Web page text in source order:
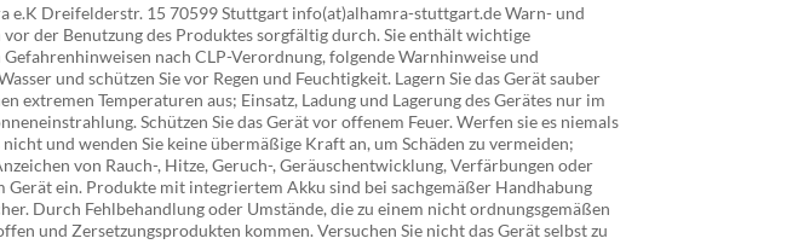
e.K Dreifelderstr. 15 70599 Stuttgart info(at)alhamra-stuttgart.de Warn- und
der Benutzung des Produktes sorgfältig durch. Sie enthält wichtige
nach CLP-Verordnung, folgende Warnhinweise und
und schützen Sie vor Regen und Feuchtigkeit. Lagern Sie das Gerät sauber
extremen Temperaturen aus; Einsatz, Ladung und Lagerung des Gerätes nur im
Schützen Sie das Gerät vor offenem Feuer. Werfen sie es niemals
und wenden Sie keine übermäßige Kraft an, um Schäden zu vermeiden;
von Rauch-, Hitze, Geruch-, Geräuschentwicklung, Verfärbungen oder
ein. Produkte mit integriertem Akku sind bei sachgemäßer Handhabung
Durch Fehlbehandlung oder Umstände, die zu einem nicht ordnungsgemäßen
und Zersetzungsprodukten kommen. Versuchen Sie nicht das Gerät selbst zu